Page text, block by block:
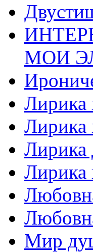
МОИ
Лирика
Лирика
Лирика
Лирика
Мир